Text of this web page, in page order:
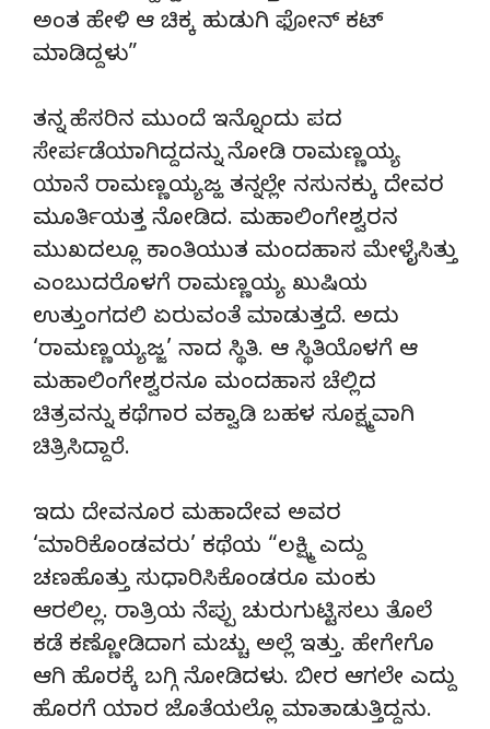
ಅಂತ ಹೇಳಿ ಆ ಚಿಕ್ಕ ಹುಡುಗಿ ಫೋನ್ ಕಟ್
ಮಾಡಿದ್ದಳು”
ತನ್ನ ಹೆಸರಿನ ಮುಂದೆ ಇನ್ನೊಂದು ಪದ
ಸೇರ್ಪಡೆಯಾಗಿದ್ದದನ್ನು ನೋಡಿ ರಾಮಣ್ಣಯ್ಯ
ಯಾನೆ ರಾಮಣ್ಣಯ್ಯಜ್ಹ ತನ್ನಲ್ಲೇ ನಸುನಕ್ಕು ದೇವರ
ಮೂರ್ತಿಯತ್ತ ನೋಡಿದ. ಮಹಾಲಿಂಗೇಶ್ವರನ
ಮುಖದಲ್ಲೂ ಕಾಂತಿಯುತ ಮಂದಹಾಸ ಮೇಳೈಸಿತ್ತು
ಎಂಬುದರೊಳಗೆ ರಾಮಣ್ಣಯ್ಯ ಖುಷಿಯ
ಉತ್ತುಂಗದಲಿ ಏರುವಂತೆ ಮಾಡುತ್ತದೆ. ಅದು
‘ರಾಮಣ್ಣಯ್ಯಜ್ಜ’ ನಾದ ಸ್ಥಿತಿ. ಆ ಸ್ಥಿತಿಯೊಳಗೆ ಆ
ಮಹಾಲಿಂಗೇಶ್ವರನೂ ಮಂದಹಾಸ ಚೆಲ್ಲಿದ
ಚಿತ್ರವನ್ನು ಕಥೆಗಾರ ವಕ್ವಾಡಿ ಬಹಳ ಸೂಕ್ಷ್ಮವಾಗಿ
ಚಿತ್ರಿಸಿದ್ದಾರೆ.
ಇದು ದೇವನೂರ ಮಹಾದೇವ ಅವರ
‘ಮಾರಿಕೊಂಡವರು’ ಕಥೆಯ “ಲಕ್ಷ್ಮಿ ಎದ್ದು
ಚಣಹೊತ್ತು ಸುಧಾರಿಸಿಕೊಂಡರೂ ಮಂಕು
ಆರಲಿಲ್ಲ. ರಾತ್ರಿಯ ನೆಪ್ಪು ಚುರುಗುಟ್ಟಿಸಲು ತೊಲೆ
ಕಡೆ ಕಣ್ಣೋಡಿದಾಗ ಮಚ್ಚು ಅಲ್ಲೆ ಇತ್ತು. ಹೇಗೇಗೊ
ಆಗಿ ಹೊರಕ್ಕೆ ಬಗ್ಗಿ ನೋಡಿದಳು. ಬೀರ ಆಗಲೇ ಎದ್ದು
ಹೊರಗೆ ಯಾರ ಜೊತೆಯಲ್ಲೊ ಮಾತಾಡುತ್ತಿದ್ದನು.